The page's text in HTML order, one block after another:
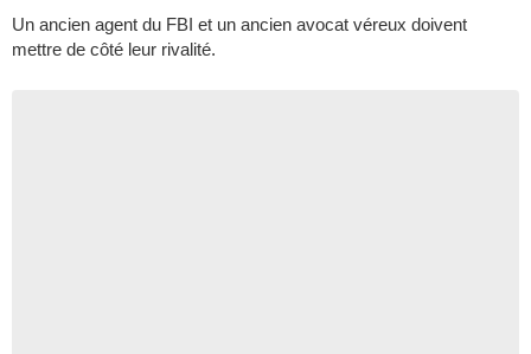
Un ancien agent du FBI et un ancien avocat véreux doivent
mettre de côté leur rivalité.